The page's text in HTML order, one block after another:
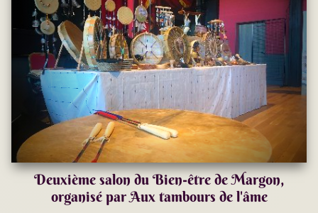
Deuxième salon du Bien-être de Margon,
organisé par Aux tambours de l'âme